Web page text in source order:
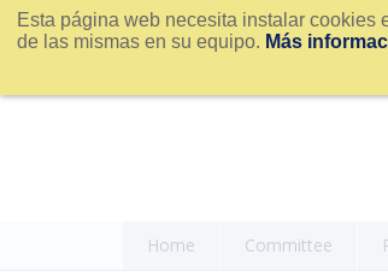
Esta página web necesita instalar cookies
de las mismas en su equipo. Más
Home Committee